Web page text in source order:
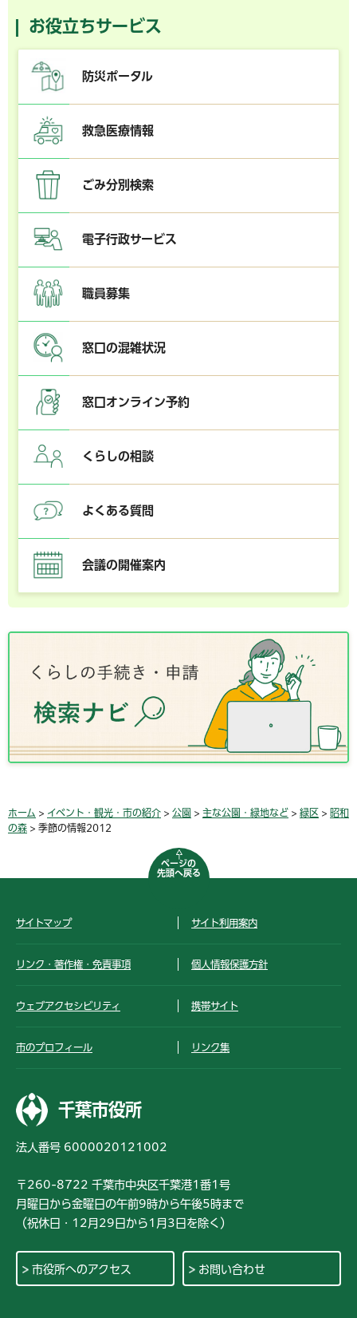
お役立ちサービス
防災ポータル
救急医療情報
ごみ分別検索
電子行政サービス
職員募集
窓口の混雑状況
窓口オンライン予約
くらしの相談
よくある質問
会議の開催案内
ホーム > イベント・観光・市の紹介 > 公園 > 主な公園・緑地など > 緑区 > 昭和
の森 > 季節の情報2012
ページの
先頭へ戻る
サイトマップ サイト利用案内
リンク・著作権・免責事項 個人情報保護方針
ウェブアクセシビリティ 携帯サイト
市のプロフィール リンク集
千葉市役所
法人番号 6000020121002
〒260-8722 千葉市中央区千葉港1番1号
月曜日から金曜日の午前9時から午後5時まで
（祝休日・12月29日から1月3日を除く）
市役所へのアクセス お問い合わせ